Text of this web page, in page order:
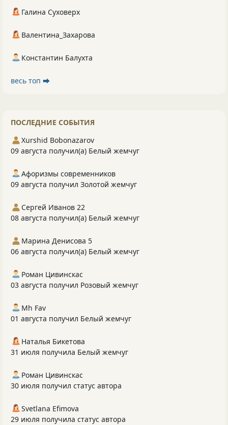
Галина Суховерх
Валентина_Захарова
Константин Балухта
весь топ ⮕
ПОСЛЕДНИЕ СОБЫТИЯ
Xurshid Bobonazarov
09 августа получил(а) Белый жемчуг
Афоризмы современников
09 августа получил Золотой жемчуг
Сергей Иванов 22
08 августа получил(а) Белый жемчуг
Марина Денисова 5
06 августа получил(а) Белый жемчуг
Роман Цивинскас
03 августа получил Розовый жемчуг
Mh Fav
01 августа получил Белый жемчуг
Наталья Бикетова
31 июля получила Белый жемчуг
Роман Цивинскас
30 июля получил статус автора
Svetlana Efimova
29 июля получила статус автора